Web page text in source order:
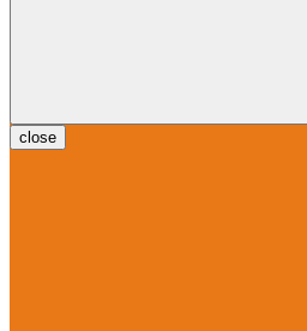
close